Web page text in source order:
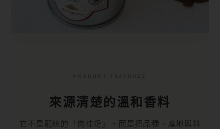
PRODUCT FEATURES
來源清楚的溫和香料
它不是籠統的「肉桂粉」，而是把品種、產地與料